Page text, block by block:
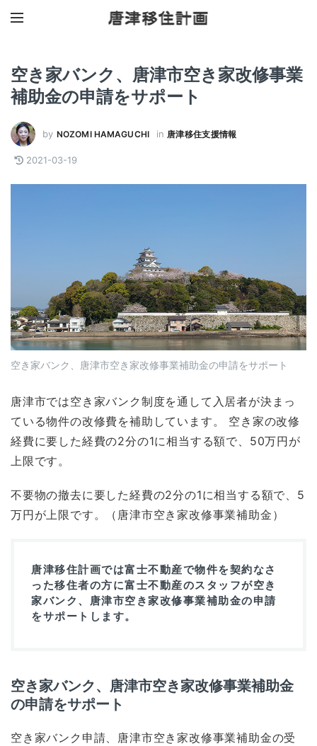
空き家バンク、唐津市空き家改修事業
補助金の申請をサポート
by NOZOMI HAMAGUCHI in 唐津移住支援情報
2021-03-19
空き家バンク、唐津市空き家改修事業補助金の申請をサポート
唐津市では空き家バンク制度を通して入居者が決まっ
ている物件の改修費を補助しています。 空き家の改修
経費に要した経費の2分の1に相当する額で、50万円が
上限です。
不要物の撤去に要した経費の2分の1に相当する額で、5
万円が上限です。（唐津市空き家改修事業補助金）
唐津移住計画では富士不動産で物件を契約なさ
った移住者の方に富士不動産のスタッフが空き
家バンク、唐津市空き家改修事業補助金の申請
をサポートします。
空き家バンク、唐津市空き家改修事業補助金
の申請をサポート
空き家バンク申請、唐津市空き家改修事業補助金の受